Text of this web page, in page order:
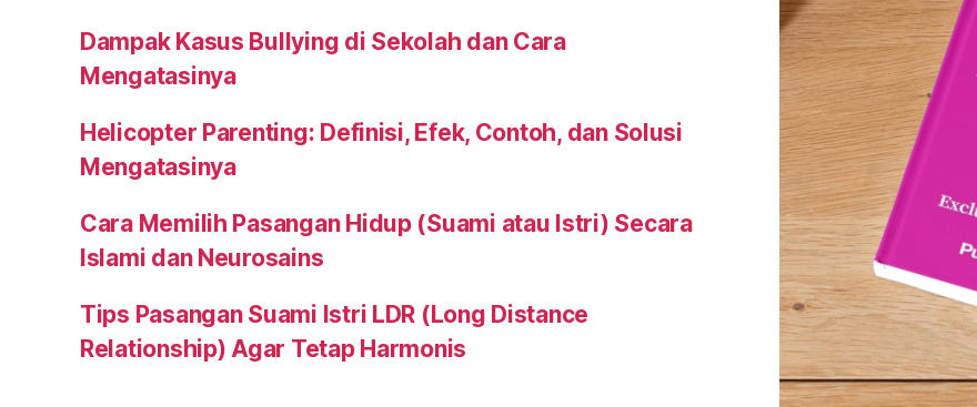
Dampak Kasus Bullying di Sekolah dan Cara
Mengatasinya
Helicopter Parenting: Definisi, Efek, Contoh, dan Solusi
Mengatasinya
Cara Memilih Pasangan Hidup (Suami atau Istri) Secara
Islami dan Neurosains
Tips Pasangan Suami Istri LDR (Long Distance
Relationship) Agar Tetap Harmonis